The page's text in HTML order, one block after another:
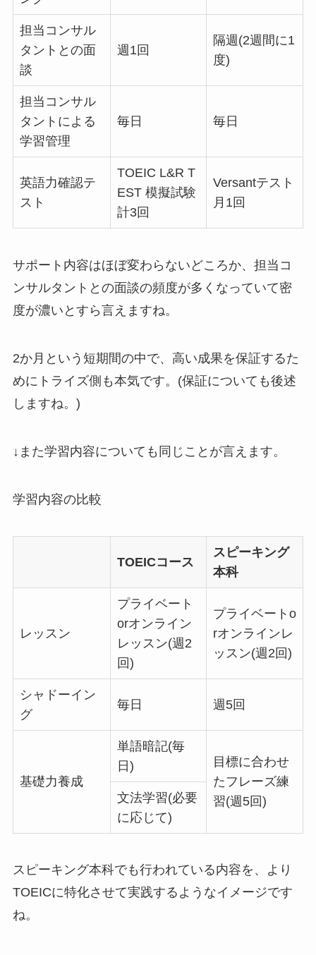
担当コンサル
タントとの面
談
週1回
隔週(2週間に1
度)
担当コンサル
タントによる
学習管理
毎日 毎日
英語力確認テ
スト
TOEIC L&R T
EST 模擬試験
計3回
Versantテスト
月1回
サポート内容はほぼ変わらないどころか、 担当コ
ンサルタントとの面談の頻度が多くなっていて密
度が濃いとすら言えますね。
2か月という短期間の中で、高い成果を保証するた
めにトライズ側も本気です。(保証についても後述
しますね。)
↓また学習内容についても同じことが言えます。
学習内容の比較
TOEICコース
スピーキング
本科
レッスン
プライベート
orオンライン
レッスン(週2
回)
プライベートo
rオンラインレ
ッスン(週2回)
シャドーイン
グ
毎日 週5回
基礎力養成
単語暗記(毎
日)
目標に合わせ
たフレーズ練
習(週5回)
文法学習(必要
に応じて)
スピーキング本科でも行われている内容を、より
TOEICに特化させて実践するようなイメージです
ね。